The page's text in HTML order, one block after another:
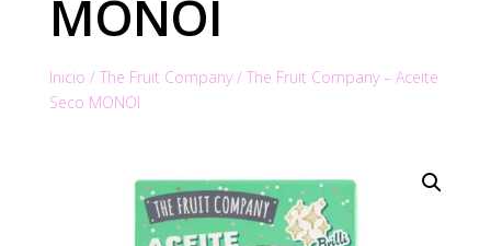
MONOI
Inicio / The Fruit Company/ The Fruit Company – Aceite
Seco MONOI